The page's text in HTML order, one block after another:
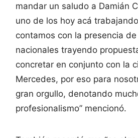
mandar un saludo a Damián
uno de los hoy acá
contamos con la presencia
nacionales trayendo
concretar en conjunto con la
Mercedes, por eso para
gran orgullo, denotando
profesionalismo” mencionó.